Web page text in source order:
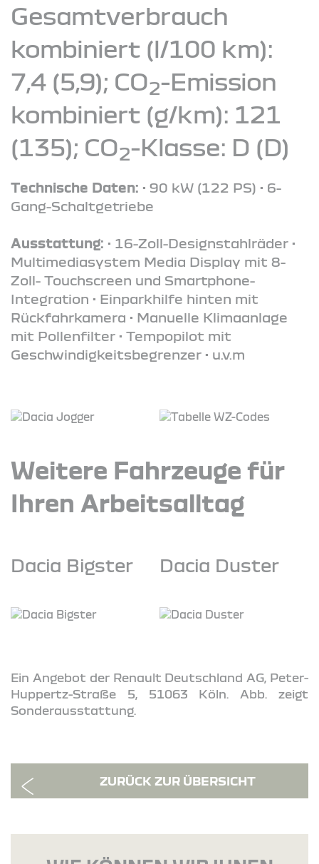
Gesamtverbrauch
kombiniert (l/100 km):
7,4 (5,9); CO2-Emission
kombiniert (g/km): 121
(135); CO2-Klasse: D (D)
Technische Daten: • 90 kW (122 PS) • 6-
Gang-Schaltgetriebe
Ausstattung: • 16-Zoll-Designstahlräder •
Multimediasystem Media Display mit 8-
Zoll- Touchscreen und Smartphone-
Integration • Einparkhilfe hinten mit
Rückfahrkamera • Manuelle Klimaanlage
mit Pollenfilter • Tempopilot mit
Geschwindigkeitsbegrenzer • u.v.m
Weitere Fahrzeuge für
Ihren Arbeitsalltag
Dacia Bigster Dacia Duster
Ein Angebot der Renault Deutschland AG, Peter-
Huppertz-Straße 5, 51063 Köln. Abb. zeigt
Sonderausstattung.
ZURÜCK ZUR ÜBERSICHT